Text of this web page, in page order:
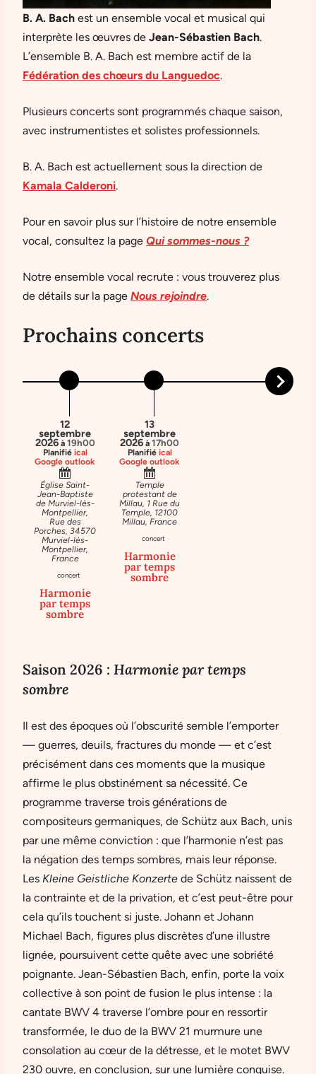
B. A. Bach est un ensemble vocal et musical qui
interprète les œuvres de Jean-Sébastien Bach.
L’ensemble B. A. Bach est membre actif de la
Fédération des chœurs du Languedoc.
Plusieurs concerts sont programmés chaque saison,
avec instrumentistes et solistes professionnels.
B. A. Bach est actuellement sous la direction de
Kamala Calderoni.
Pour en savoir plus sur l’histoire de notre ensemble
vocal, consultez la page Qui sommes-nous ?
Notre ensemble vocal recrute : vous trouverez plus
de détails sur la page Nous rejoindre.
Prochains concerts
12
septembre
2026 à 19h00
Planifié ical
Google outlook
Église Saint-
Jean-Baptiste
de Murviel-lès-
Montpellier,
Rue des
Porches, 34570
Murviel-lès-
Montpellier,
France
concert
Harmonie
par temps
sombre
13
septembre
2026 à 17h00
Planifié ical
Google outlook
Temple
protestant de
Millau, 1 Rue du
Temple, 12100
Millau, France
concert
Harmonie
par temps
sombre
Prochains
Saison 2026 : Harmonie par temps
sombre
Il est des époques où l’obscurité semble l’emporter
— guerres, deuils, fractures du monde — et c’est
précisément dans ces moments que la musique
affirme le plus obstinément sa nécessité. Ce
programme traverse trois générations de
compositeurs germaniques, de Schütz aux Bach, unis
par une même conviction : que l’harmonie n’est pas
la négation des temps sombres, mais leur réponse.
Les Kleine Geistliche Konzerte de Schütz naissent de
la contrainte et de la privation, et c’est peut-être pour
cela qu’ils touchent si juste. Johann et Johann
Michael Bach, figures plus discrètes d’une illustre
lignée, poursuivent cette quête avec une sobriété
poignante. Jean-Sébastien Bach, enfin, porte la voix
collective à son point de fusion le plus intense : la
cantate BWV 4 traverse l’ombre pour en ressortir
transformée, le duo de la BWV 21 murmure une
consolation au cœur de la détresse, et le motet BWV
230 ouvre, en conclusion, sur une lumière conquise.